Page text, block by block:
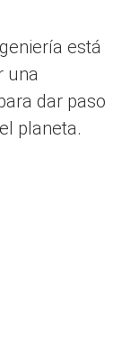
está
una
dar paso
planeta.